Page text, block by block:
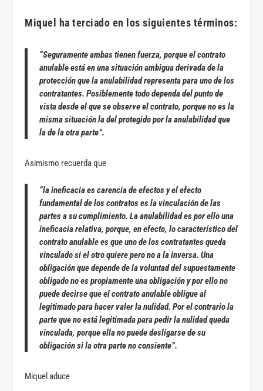
Miquel ha terciado en los siguientes términos:
“Seguramente ambas tienen fuerza, porque el contrato
anulable está en una situación ambigua derivada dela
protección que la anulabilidad representa para uno de los
contratantes. Posiblemente todo dependa del punto de
vista desde el que se observe el contrato, porqueno es la
misma situación la del protegido por la anulabilidad que
la de la otra parte”.
Asimismo recuerda que
“la ineficacia es carencia de efectos y el efecto
fundamental de los contratos es la vinculación de las
partes a su cumplimiento. La anulabilidad es por ello una
ineficacia relativa, porque, en efecto, lo característico del
contrato anulable es queuno de los contratantes queda
vinculado si el otro quiere pero no a la inversa. Una
obligación que depende de la voluntad del supuestamente
obligado no es propiamente una obligación y por ello no
puede decirse que el contrato anulable obligue al
legitimado para hacer valer la nulidad. Por el contrario la
parte que no está legitimada para pedir la nulidad queda
vinculada, porque ella no puede desligarse de su
obligación si la otra parte no consiente”.
Miquel aduce